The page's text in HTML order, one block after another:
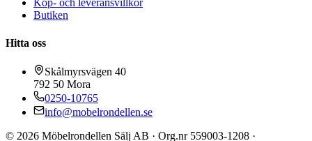
Köp- och leveransvillkor
Butiken
Hitta oss
Skålmyrsvägen 40
792 50 Mora
0250-10765
info@mobelrondellen.se
© 2026 Möbelrondellen Sälj AB · Org.nr 559003-1208 ·